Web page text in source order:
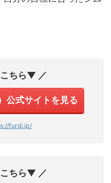
ちら▼ ／
公式サイトを見る
furdi.jp/
ちら▼ ／